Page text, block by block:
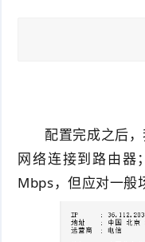
配置完成之后
网络连接到路由器
Mbps，但应对一般